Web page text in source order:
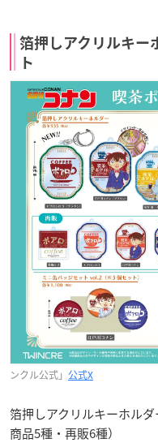
箔押しアクリルキー
ト
ンクル公式」 公式X
箔押しアクリルキーホル
商品5種・再販6種）